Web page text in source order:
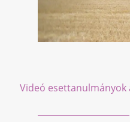
Videó esettanulmányok